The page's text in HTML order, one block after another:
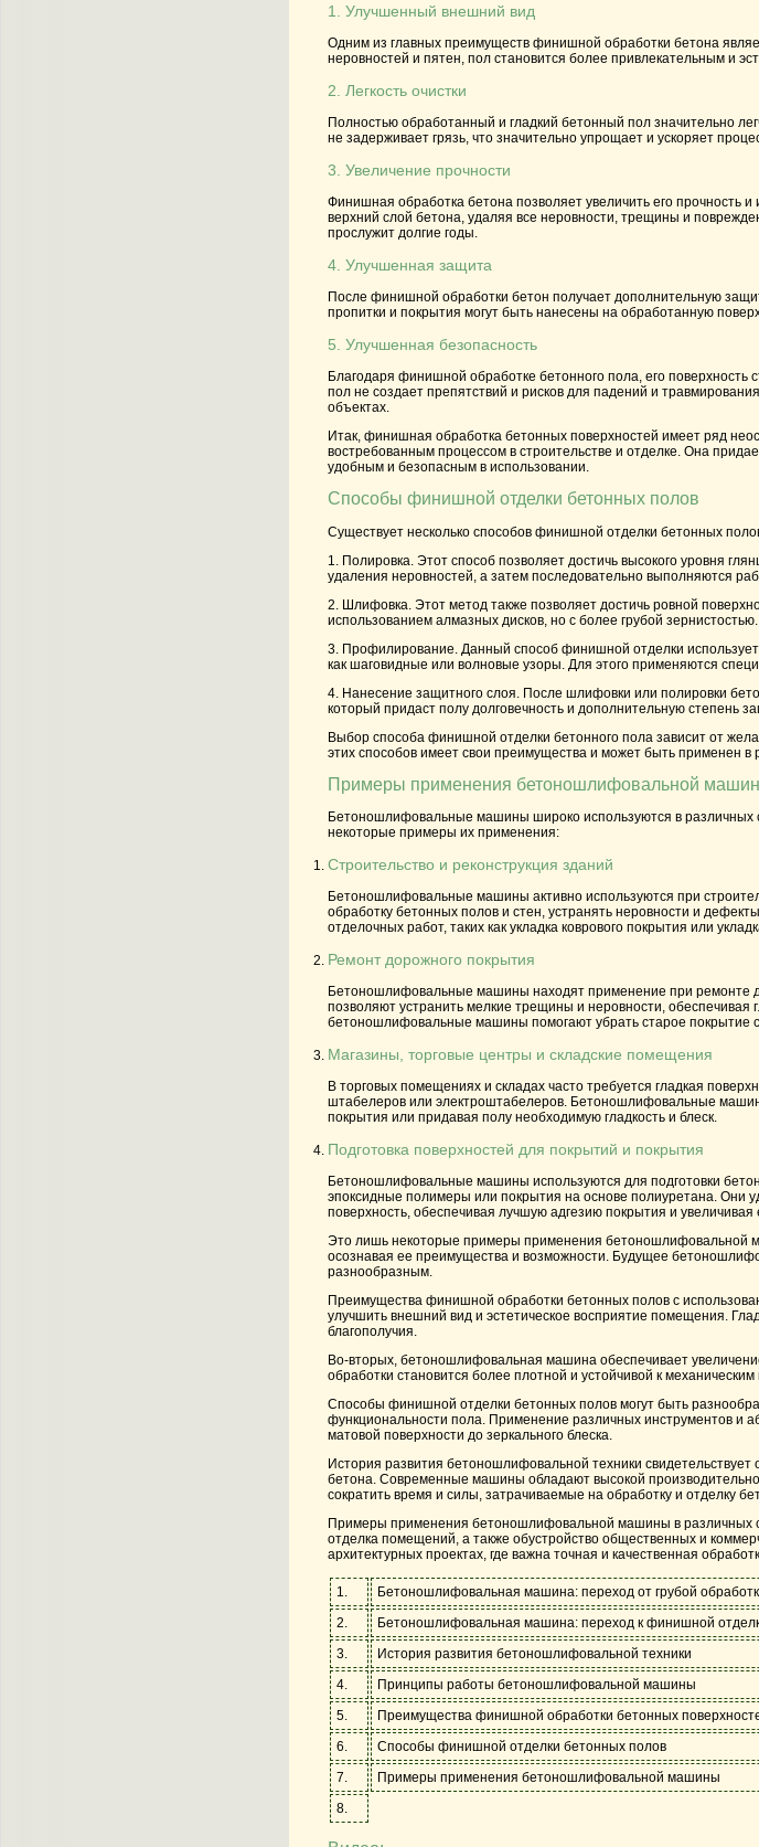
1. Улучшенный внешний вид
Одним из главных преимуществ финишной обработки бетона
неровностей и пятен, пол становится более привлекательным и
2. Легкость очистки
Полностью обработанный и гладкий бетонный пол значительно
не задерживает грязь, что значительно упрощает и ускоряет
3. Увеличение прочности
Финишная обработка бетона позволяет увеличить его прочность
верхний слой бетона, удаляя все неровности, трещины и
прослужит долгие годы.
4. Улучшенная защита
После финишной обработки бетон получает дополнительную
пропитки и покрытия могут быть нанесены на обработанную
5. Улучшенная безопасность
Благодаря финишной обработке бетонного пола, его
пол не создает препятствий и рисков для падений и
объектах.
Итак, финишная обработка бетонных поверхностей имеет ряд
востребованным процессом в строительстве и отделке. Она
удобным и безопасным в использовании.
Способы финишной отделки бетонных полов
Существует несколько способов финишной отделки бетонных
1. Полировка. Этот способ позволяет достичь высокого уровня
удаления неровностей, а затем последовательно выполняются
2. Шлифовка. Этот метод также позволяет достичь ровной
использованием алмазных дисков, но с более грубой зернистостью.
3. Профилирование. Данный способ финишной отделки
как шаговидные или волновые узоры. Для этого применяются
4. Нанесение защитного слоя. После шлифовки или полировки
который придаст полу долговечность и дополнительную степень
Выбор способа финишной отделки бетонного пола зависит от
этих способов имеет свои преимущества и может быть
Примеры применения бетоношлифовальной
Бетоношлифовальные машины широко используются в различных
некоторые примеры их применения:
Строительство и реконструкция зданий
Бетоношлифовальные машины активно используются при
обработку бетонных полов и стен, устранять неровности и
отделочных работ, таких как укладка коврового покрытия или
Ремонт дорожного покрытия
Бетоношлифовальные машины находят применение при ремонте
позволяют устранить мелкие трещины и неровности,
бетоношлифовальные машины помогают убрать старое покрытие
Магазины, торговые центры и складские помещения
В торговых помещениях и складах часто требуется гладкая
штабелеров или электроштабелеров. Бетоношлифовальные
покрытия или придавая полу необходимую гладкость и блеск.
Подготовка поверхностей для покрытий и покрытия
Бетоношлифовальные машины используются для подготовки
эпоксидные полимеры или покрытия на основе полиуретана. Они
поверхность, обеспечивая лучшую адгезию покрытия и увеличивая
Это лишь некоторые примеры применения бетоношлифовальной
осознавая ее преимущества и возможности. Будущее
разнообразным.
Преимущества финишной обработки бетонных полов с
улучшить внешний вид и эстетическое восприятие помещения.
благополучия.
Во-вторых, бетоношлифовальная машина обеспечивает
обработки становится более плотной и устойчивой к
Способы финишной отделки бетонных полов могут быть
функциональности пола. Применение различных инструментов и
матовой поверхности до зеркального блеска.
История развития бетоношлифовальной техники
бетона. Современные машины обладают высокой
сократить время и силы, затрачиваемые на обработку и отделку
Примеры применения бетоношлифовальной машины в различных
отделка помещений, а также обустройство общественных и
архитектурных проектах, где важна точная и качественная
1.
Бетоношлифовальная машина: переход от грубой
2.
Бетоношлифовальная машина: переход к финишной
3.
История развития бетоношлифовальной техники
4.
Принципы работы бетоношлифовальной машины
5.
Преимущества финишной обработки бетонных
6.
Способы финишной отделки бетонных полов
7.
Примеры применения бетоношлифовальной машины
8.